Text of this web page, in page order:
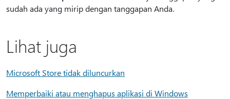
sudah ada yang mirip dengan tanggapan Anda.
Lihat juga
Microsoft Store tidak diluncurkan
Memperbaiki atau menghapus aplikasi di Windows